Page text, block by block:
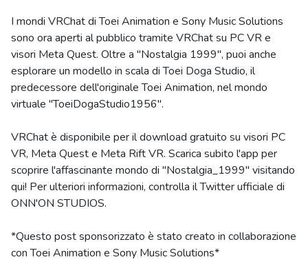
I mondi VRChat di Toei Animation e Sony Music Solutions
sono ora aperti al pubblico tramite VRChat su PC VR e
visori Meta Quest. Oltre a "Nostalgia 1999", puoi anche
esplorare un modello in scala di Toei Doga Studio, il
predecessore dell'originale Toei Animation, nel mondo
virtuale "ToeiDogaStudio1956".
VRChat è disponibile per il download gratuito su visori PC
VR, Meta Quest e Meta Rift VR. Scarica subito l'app per
scoprire l'affascinante mondo di "Nostalgia_1999" visitando
qui! Per ulteriori informazioni, controlla il Twitter ufficiale di
ONN'ON STUDIOS.
*Questo post sponsorizzato è stato creato in collaborazione
con Toei Animation e Sony Music Solutions*